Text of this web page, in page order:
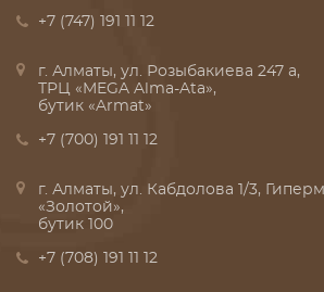
+7 (747) 191 11 12
г. Алматы, ул. Розыбакиева 247 а,
ТРЦ «MEGA Alma-Ata»,
бутик «Armat»
+7 (700) 191 11 12
г. Алматы, ул. Кабдолова 1/3,
«Золотой»,
бутик 100
+7 (708) 191 11 12